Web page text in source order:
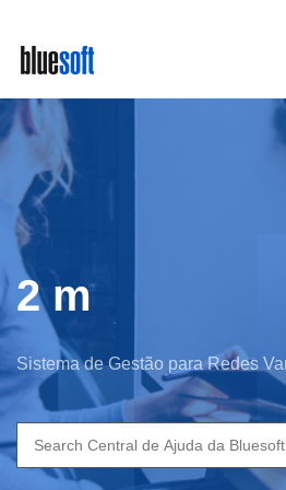
main
content
2 m
Sistema de Gestão para Redes
Search
for: